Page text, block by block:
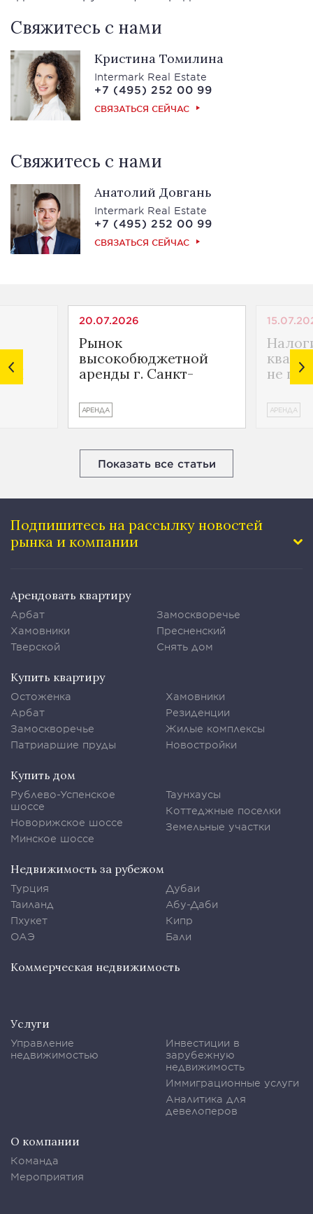
Свяжитесь с нами
Кристина Томилина
Intermark Real Estate
+7 (495) 252 00 99
СВЯЗАТЬСЯ СЕЙЧАС
Свяжитесь с нами
Анатолий Довгань
Intermark Real Estate
+7 (495) 252 00 99
СВЯЗАТЬСЯ СЕЙЧАС
I
20.07.2026
Рынок
высокобюджетной
аренды г. Санкт-
полугодие 2026 г.
АРЕНДА
не
АРЕНДА
Показать все статьи
Подпишитесь на рассылку новостей
рынка и компании
Арендовать квартиру
Арбат
Хамовники
Тверской
Замоскворечье
Пресненский
Снять дом
Купить квартиру
Остоженка
Арбат
Замоскворечье
Патриаршие пруды
Хамовники
Резиденции
Жилые комплексы
Новостройки
Купить дом
Рублево-Успенское
шоссе
Новорижское шоссе
Минское шоссе
Таунхаусы
Коттеджные поселки
Земельные участки
Недвижимость за рубежом
Турция
Таиланд
Пхукет
ОАЭ
Дубаи
Абу-Даби
Кипр
Бали
Коммерческая недвижимость
Услуги
Управление
недвижимостью
Инвестиции в
зарубежную
недвижимость
Иммиграционные услуги
Аналитика для
девелоперов
О компании
Команда
Мероприятия